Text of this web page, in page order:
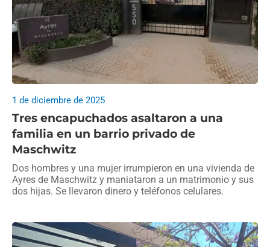
Tres encapuchados asaltaron a una
familia en un barrio privado de
Maschwitz
1 de diciembre de 2025
Dos hombres y una mujer irrumpieron en una vivienda de
Ayres de Maschwitz y maniataron a un matrimonio y sus
dos hijas. Se llevaron dinero y teléfonos celulares.